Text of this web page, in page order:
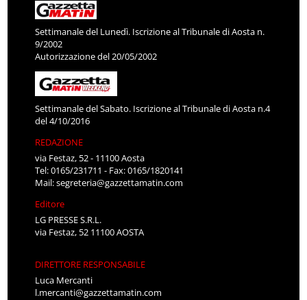
Settimanale del Lunedì. Iscrizione al Tribunale di Aosta n.
9/2002
Autorizzazione del 20/05/2002
Settimanale del Sabato. Iscrizione al Tribunale di Aosta n.4
del 4/10/2016
REDAZIONE
via Festaz, 52 - 11100 Aosta
Tel: 0165/231711 - Fax: 0165/1820141
Mail:segreteria@gazzettamatin.com
Editore
LG PRESSE S.R.L.
via Festaz, 52 11100 AOSTA
DIRETTORE RESPONSABILE
Luca Mercanti
l.mercanti@gazzettamatin.com